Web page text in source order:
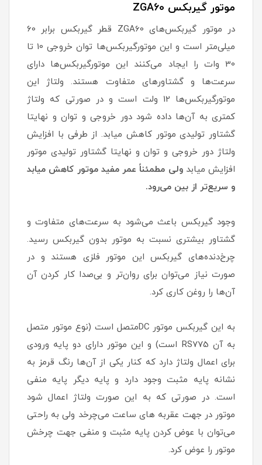
موتور گیربکس ZGA60
در موتور گیربکس‌های ZGA60 قطر گیربکس برابر 60
میلی‌متر است و این موتورگیربکس‌ها توان خروجی 10 تا
30 وات را ایجاد می‌کنند این موتورگیربکس‌ها دارای
سرعت‌ها و گشتاور‌های متفاوت هستند. ولتاژ این
موتورگیربکس‌ها 12 ولت است و در صورتی که ولتاژ
کمتری به آن‌ها داده شود دور خروجی و توان و نهایتا
گشتاور تولیدی موتور کاهش میابد. از طرفی با افزایش
ولتاژ دور خروجی و توان و نهایتا گشتاور تولیدی موتور
افزایش میابدولی مطمئناً عمر مفید موتور کاهش میابد
و سریع‌تر از بین می‌رود.
وجود گیربکس باعث می‌شود به سرعت‌های متفاوت و
گشتاور بیشتری نسبت به موتور بدون گیربکس رسید.
چرخ‌دنده‌های گیربکس‌ این موتور فلزی هستند و در
صورت نیاز می‌توان برای روان‌تر و بی‌صدا کار کردن آن
آن‌ها را روغن کاری کرد.
به این گیربکس موتور DCمتصل است (نوع موتور متصل
به آن RS775 است) و این موتور دارای دو پایه ورودی
برای اعمال ولتاژ دارد که کنار یکی از آن‌ها رنگ قرمز به
نشانه پایه مثبت وجود دارد و پایه دیگر پایه منفی
است. در صورتی که به این صورت ولتاژ اعمال شود
موتور در جهت عقربه های ساعت می‌چرخد ولی به راحتی
می‌توان با عوض کردن پایه مثبت و منفی جهت چرخش
موتور را عوض کرد.